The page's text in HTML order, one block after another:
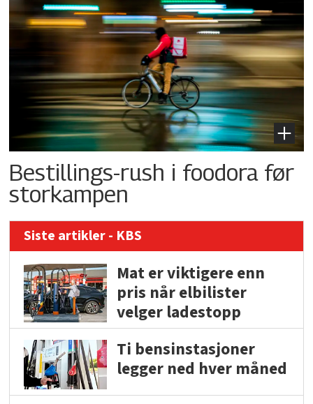
Bestillings-rush i foodora før
storkampen
Siste artikler - KBS
Mat er viktigere enn
pris når elbilister
velger ladestopp
Ti bensinstasjoner
legger ned hver måned